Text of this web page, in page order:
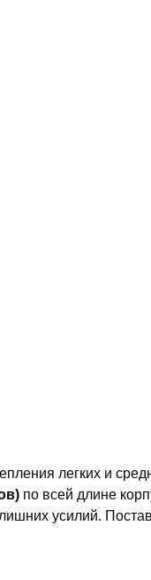
легких и
по всей длине
усилий.